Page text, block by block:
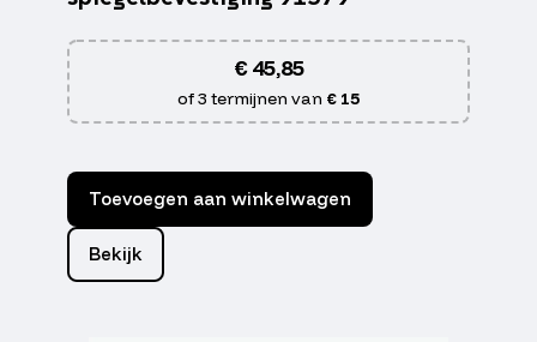
€45,85
of 3 termijnen van € 15
Toevoegen aan winkelwagen
Bekijk